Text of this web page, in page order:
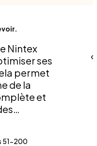
Nintex
ses
permet
de la
et
ou de
51-200